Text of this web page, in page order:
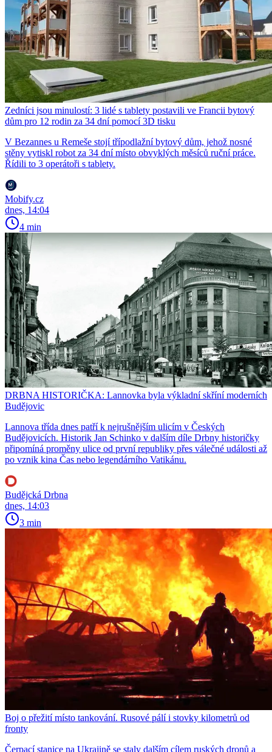
Zedníci jsou minulostí: 3 lidé s tablety postavili ve Francii bytový
dům pro 12 rodin za 34 dní pomocí 3D tisku
V Bezannes u Remeše stojí třípodlažní bytový dům, jehož nosné
stěny vytiskl robot za 34 dní místo obvyklých měsíců ruční práce.
Řídili to 3 operátoři s tablety.
Mobify.cz
dnes, 14:04
4 min
DRBNA HISTORIČKA: Lannovka byla výkladní skříní moderních
Budějovic
Lannova třída dnes patří k nejrušnějším ulicím v Českých
Budějovicích. Historik Jan Schinko v dalším díle Drbny historičky
připomíná proměny ulice od první republiky přes válečné události až
po vznik kina Čas nebo legendárního Vatikánu.
Budějcká Drbna
dnes, 14:03
3 min
Boj o přežití místo tankování. Rusové pálí i stovky kilometrů od
fronty
Čerpací stanice na Ukrajině se staly dalším cílem ruských dronů a